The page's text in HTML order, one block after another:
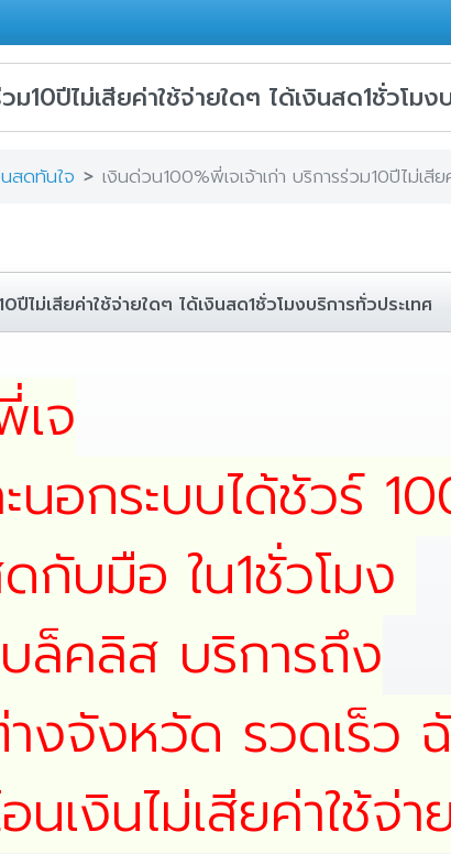
ม10ปีไม่เสียค่าใช้จ่ายใดๆ ได้เงินสด1ชั่วโมง
สดทันใจ เงินด่วน100%พี่เจเจ้าเก่า บริการร่วม10ปีไม่เสี
ปีไม่เสียค่าใช้จ่ายใดๆ ได้เงินสด1ชั่วโมงบริการทั่วประเทศ
จ
นอกระบบได้ชัวร์
กับมือ ใน1ชั่วโมง
ล็คลิส บริการถึง
งจังหวัด รวดเร็ว
นเงินไม่เสียค่าใช้จ่า